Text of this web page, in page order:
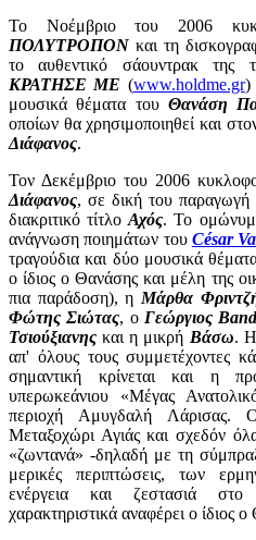
Το Νοέμβριο του 2006
ΠΟΛΥΤΡΟΠΟΝ και τη
το αυθεντικό σάουντρακ της
ΚΡΑΤΗΣΕ ΜΕ (www.holdme.gr)
μουσικά θέματα του Θανάση
οποίων θα χρησιμοποιηθεί και
Διάφανος.
Τον Δεκέμβριο του 2006
Διάφανος, σε δική του
διακριτικό τίτλοΑχός. Το
ανάγνωση ποιημάτων του César
τραγούδια και δύο μουσικά
ο ίδιος ο Θανάσης και μέλη της
πια παράδοση), η Μάρθα
Φώτης Σιώτας, ο Γεώργιος
Τσιούξιανης και η μικρή Βάσω. Η
απ' όλους τους συμμετέχοντες
σημαντική κρίνεται και η
υπερωκεάνιου «Μέγας
περιοχή Αμυγδαλή Λάρισας.
Μεταξοχώρι Αγιάς και σχεδόν
«ζωντανά» -δηλαδή με τη
μερικές περιπτώσεις, των
ενέργεια και ζεστασιά
χαρακτηριστικά αναφέρει ο ίδιος